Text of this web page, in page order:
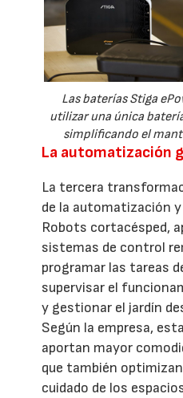
Las baterías Stiga
utilizar una única
simplificando el
La automatización
La tercera
de la automatización
Robots cortacésped,
sistemas de control
programar las tareas
supervisar el
y gestionar el jardín
Según la empresa,
aportan mayor
que también
cuidado de los